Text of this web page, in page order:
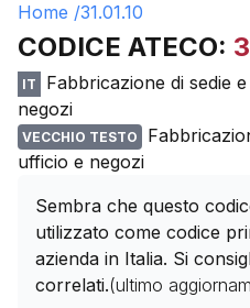
Home /31.01.10
CODICE ATECO:
IT
Fabbricazione di sedie
negozi
VECCHIO TESTO
ufficio e negozi
Sembra che questo
utilizzato come codice
azienda in Italia. Si
correlati.(ultimo